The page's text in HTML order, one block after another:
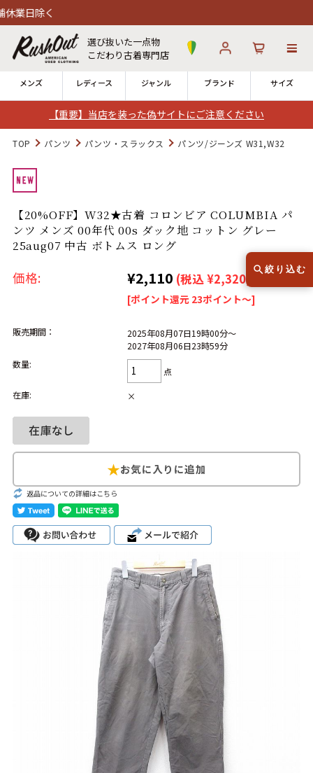
【重要】当店を装った偽サイトにご注意ください
選び抜いた一点物
こだわり古着専門店
メンズ レディース ジャンル ブランド サイズ
ログイン
全国7店舗・公式通販の比較
発送について 12時までのご注文で当日出荷！
※対応不可：日祝、長期休暇、セール
Search by Hotword 今週のHOTワード（7/29〜8/4）
映画 ミリタリー
大きいサイズ
Search by Brandブランドから探す
ラルフ ローレン ザ・ノース・フェ
チャンピオン
パタゴニア
ディッキーズ
ナイキ
リーバイス ラッセル・アスレ
チック
カ行 サ行
ハ行 マ行
アイテムから探す
TOP パンツ パンツ・スラックス パンツ/ジーンズ W31,W32
【20%OFF】W32★古着 コロンビア COLUMBIA パ
ンツ メンズ 00年代 00s ダック地 コットン グレー
25aug07 中古 ボトムス ロング
価格: ¥2,110 (税込 ¥2,320)
[ポイント還元 23ポイント～]
販売期間：
2025年08月07日19時00分～
2027年08月06日23時59分
数量:
点
在庫:
×
返品についての詳細はこちら
絞り込む